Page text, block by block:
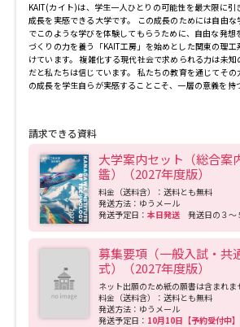
KAIT(カイト)は、学生一人ひとりの可能性を最大限に
成長を実感できる大学です。 この成長のためには自由
でこのような学びを体験してもらうために、自由な発想
づくりの力を養う「KAIT工房」を始めとした関東の理
けています。 複雑化する現代社会で求められる力は未
だと私たちは信じています。 私たちの教育を通じてそ
の成長を学生自らが実感することこそ、一層の意義を持
変化に対応し未来を生きる学生たちに必要な学びを提
るよう、真剣に学生のことを考え、支援する環境を整え
自身の成長を実感し、その結果として社会に貢献でき
ができる大学であり続けます。 ※KAIT（カイト）は、神
ーションネームです
請求できる資料
大学案内セット（総合案
鑑）（2027年度版）
料金（送料含）：送料とも無料
発送方法：ゆうメール
発送予定日： 本日発送 発送日の３～
募集要項（一般入試・共
式）（2027年度版）
ネット出願のため紙の願書は含まれま
料金（送料含）：送料とも無料
発送方法：ゆうメール
発送予定日： 10月10日【予約受付中